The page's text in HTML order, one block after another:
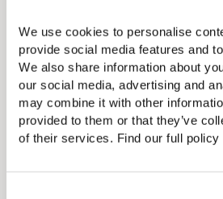
We use cookies to personalise
provide social media features and
We also share information about
our social media, advertising and
may combine it with other
provided to them or that they’ve
of their services. Find our full policy